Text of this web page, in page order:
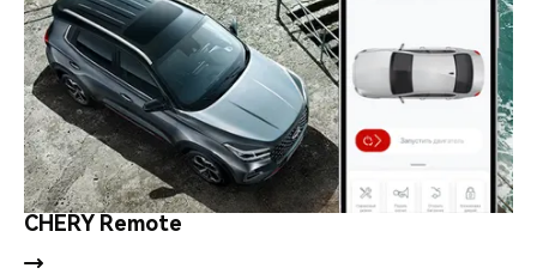
CHERY Remote